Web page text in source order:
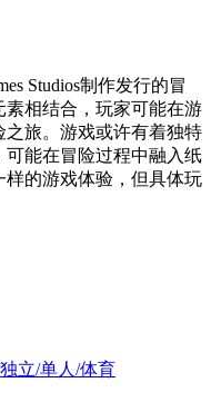
Studios制作发行的冒
素相结合，玩家可能在游
旅。游戏或许有着独特
能在冒险过程中融入纸
的游戏体验，但具体玩
立/单人/体育